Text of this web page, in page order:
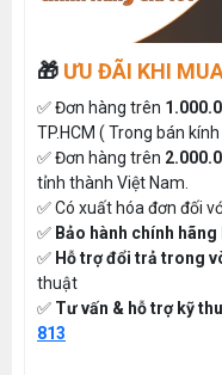
🎁 ƯU ĐÃI KHI
✅ Đơn hàng trên
TP.HCM ( Trong bán
✅ Đơn hàng trên
tỉnh thành Việt Nam.
✅ Có xuất hóa đơn đối
✅ Bảo hành chính
✅ Hỗ trợ đổi trả trong
thuật
✅ Tư vấn & hỗ trợ kỹ
813